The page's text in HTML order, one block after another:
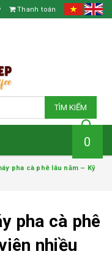
Thanh toán
TÌM KIẾM
0
pha cà phê lâu năm – Kỹ
pha cà phê
nhiều